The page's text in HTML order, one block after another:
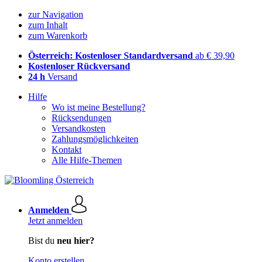
zur Navigation
zum Inhalt
zum Warenkorb
Österreich: Kostenloser Standardversand ab € 39,90
Kostenloser Rückversand
24 h Versand
Hilfe
Wo ist meine Bestellung?
Rücksendungen
Versandkosten
Zahlungsmöglichkeiten
Kontakt
Alle Hilfe-Themen
Anmelden
Jetzt anmelden
Bist du neu hier?